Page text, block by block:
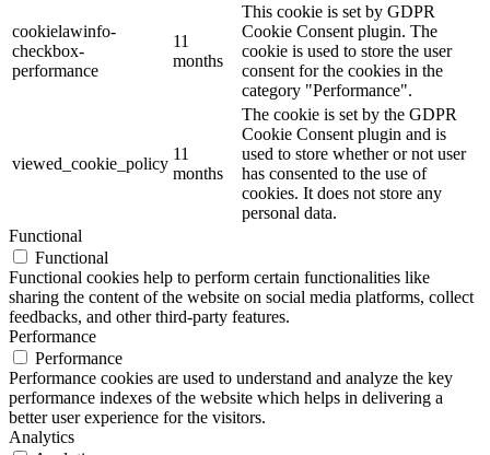
cookielawinfo-
checkbox-
performance
11
months
This cookie is set by GDPR
Cookie Consent plugin. The
cookie is used to store the user
consent for the cookies in the
category "Performance".
viewed_cookie_policy
11
months
The cookie is set by the GDPR
Cookie Consent plugin and is
used to store whether or not user
has consented to the use of
cookies. It does not store any
personal data.
Functional
Functional
Functional cookies help to perform certain functionalities like
sharing the content of the website on social media platforms, collect
feedbacks, and other third-party features.
Performance
Performance
Performance cookies are used to understand and analyze the key
performance indexes of the website which helps in delivering a
better user experience for the visitors.
Analytics